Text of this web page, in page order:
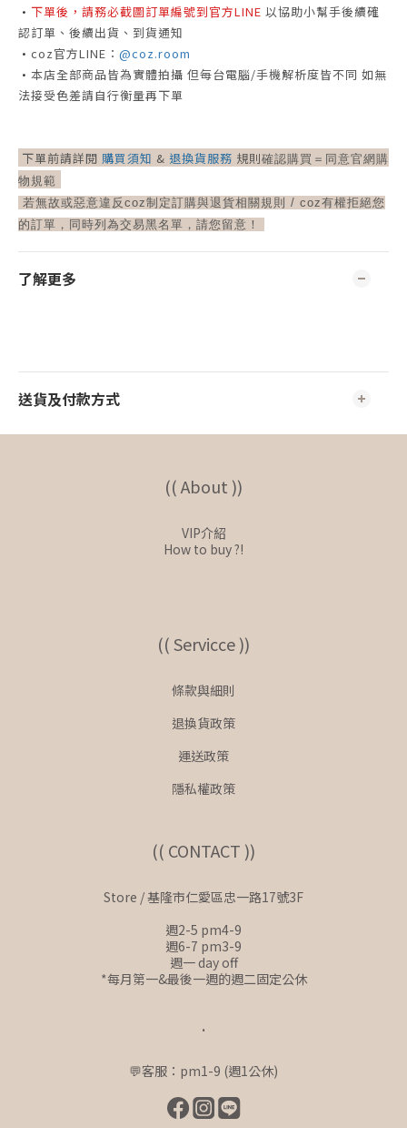
• 下單後，請務必截圖訂單編號到官方LINE 以協助小幫手後續確
認訂單、後續出貨、到貨通知
• coz官方LINE： @coz.room
• 本店全部商品皆為實體拍攝 但每台電腦/手機解析度皆不同 如無
法接受色差請自行衡量再下單
下單前請詳閱 購買須知 & 退換貨服務 規則確認購買＝ 同意官網購
物規範
若無故或惡意違反coz制定訂購與退貨相關規則 / coz有權拒絕您
的訂單，同時列為交易黑名單，請您留意！
了解更多
送貨及付款方式
(( About ))
VIP介紹
How to buy ?!
(( Servicce ))
條款與細則
退換貨政策
運送政策
隱私權政策
(( CONTACT ))
Store / 基隆市仁愛區忠一路17號3F
週2-5 pm4-9
週6-7 pm3-9
週一 day off
*每月第一&最後一週的週二固定公休
.
💬客服：pm1-9 (週1公休)